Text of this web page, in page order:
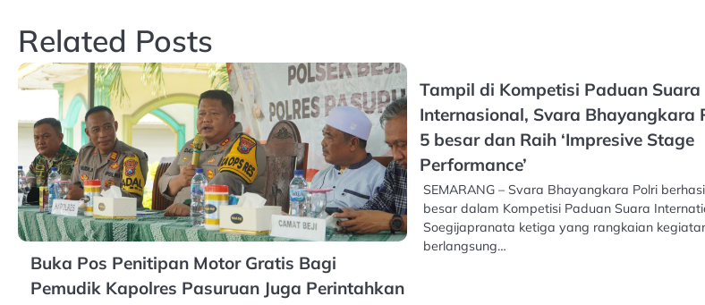
Related Posts
Buka Pos Penitipan Motor Gratis Bagi
Pemudik Kapolres Pasuruan Juga Perintahkan
Tampil di Kompetisi Paduan Suara
Internasional, Svara Bhayangkara
5 besar dan Raih ‘Impresive Stage
Performance’
SEMARANG – Svara Bhayangkara Polri
besar dalam Kompetisi Paduan Suara
Soegijapranata ketiga yang rangkaian
berlangsung…